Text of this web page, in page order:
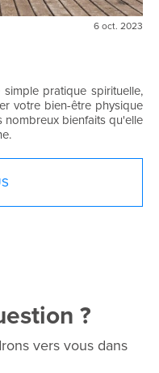
6 oct. 2023
pratique spirituelle,
votre bien-être physique
nombreux bienfaits qu'elle
?
vers vous dans